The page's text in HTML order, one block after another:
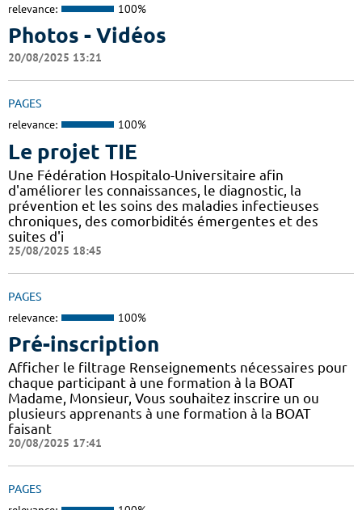
relevance: 100%
Photos - Vidéos
20/08/2025 13:21
PAGES
relevance: 100%
Le projet TIE
Une Fédération Hospitalo-Universitaire afin
d'améliorer les connaissances, le diagnostic, la
prévention et les soins des maladies infectieuses
chroniques, des comorbidités émergentes et des
suites d'i
25/08/2025 18:45
PAGES
relevance: 100%
Pré-inscription
Afficher le filtrage Renseignements nécessaires pour
chaque participant à une formation à la BOAT
Madame, Monsieur, Vous souhaitez inscrire un ou
plusieurs apprenants à une formation à la BOAT
faisant
20/08/2025 17:41
PAGES